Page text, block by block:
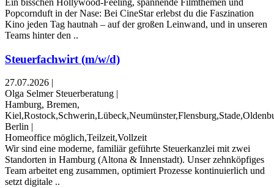
Ein bisschen Hollywood-Feeling, spannende Filmthemen und
Popcornduft in der Nase: Bei CineStar erlebst du die Faszination
Kino jeden Tag hautnah – auf der großen Leinwand, und in unseren
Teams hinter den ..
Steuerfachwirt (m/w/d)
27.07.2026 |
Olga Selmer Steuerberatung |
Hamburg, Bremen,
Berlin |
Homeoffice möglich,Teilzeit,Vollzeit
Wir sind eine moderne, familiär geführte Steuerkanzlei mit zwei
Standorten in Hamburg (Altona & Innenstadt). Unser zehnköpfiges
Team arbeitet eng zusammen, optimiert Prozesse kontinuierlich und
setzt digitale ..